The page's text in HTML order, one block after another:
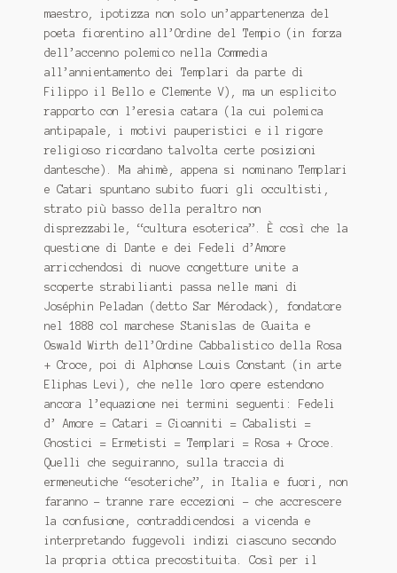
maestro, ipotizza non solo un’appartenenza del
poeta fiorentino all’Ordine del Tempio (in forza
dell’accenno polemico nella Commedia
all’annientamento dei Templari da parte di
Filippo il Bello e Clemente V), ma un esplicito
rapporto con l’eresia catara (la cui polemica
antipapale, i motivi pauperistici e il rigore
religioso ricordano talvolta certe posizioni
dantesche). Ma ahimè, appena si nominano Templari
e Catari spuntano subito fuori gli occultisti,
strato più basso della peraltro non
disprezzabile, “cultura esoterica”. È così che la
questione di Dante e dei Fedeli d’Amore
arricchendosi di nuove congetture unite a
scoperte strabilianti passa nelle mani di
Joséphin Peladan (detto Sar Mérodack), fondatore
nel 1888 col marchese Stanislas de Guaita e
Oswald Wirth dell’Ordine Cabbalistico della Rosa
+ Croce, poi di Alphonse Louis Constant (in arte
Eliphas Levi), che nelle loro opere estendono
ancora l’equazione nei termini seguenti: Fedeli
d’ Amore = Catari = Gioanniti = Cabalisti =
Gnostici = Ermetisti = Templari = Rosa + Croce.
Quelli che seguiranno, sulla traccia di
ermeneutiche “esoteriche”, in Italia e fuori, non
faranno – tranne rare eccezioni – che accrescere
la confusione, contraddicendosi a vicenda e
interpretando fuggevoli indizi ciascuno secondo
la propria ottica precostituita. Così per il